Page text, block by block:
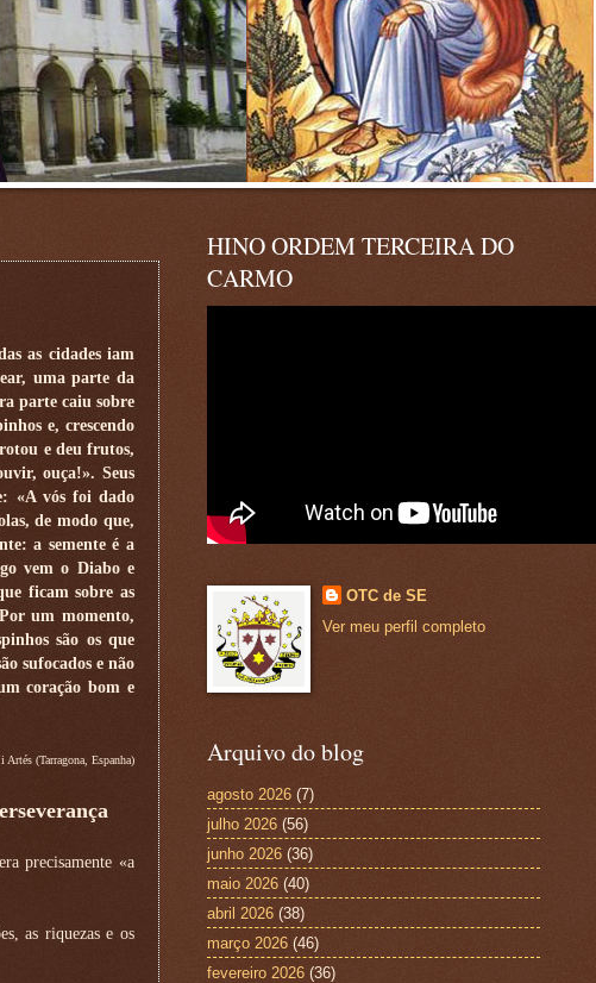
as cidades iam
uma parte da
parte caiu sobre
e, crescendo
e deu frutos,
ouça!». Seus
«A vós foi dado
de modo que,
a semente é a
vem o Diabo e
ficam sobre as
um momento,
são os que
sufocados e não
coração bom e
(Tarragona, Espanha)
precisamente «a
as riquezas e os
HINO ORDEM TERCEIRA DO
CARMO
OTC de SE
Ver meu perfil completo
Arquivo do blog
agosto 2026 (7)
julho 2026 (56)
junho 2026 (36)
maio 2026 (40)
abril 2026 (38)
março 2026 (46)
fevereiro 2026 (36)